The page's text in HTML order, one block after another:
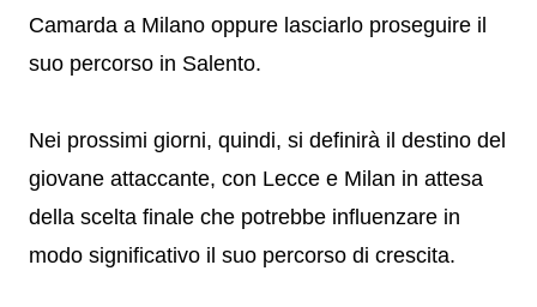
Camarda a Milano oppure lasciarlo proseguire il
suo percorso in Salento.
Nei prossimi giorni, quindi, si definirà il destino del
giovane attaccante, con Lecce e Milan in attesa
della scelta finale che potrebbe influenzare in
modo significativo il suo percorso di crescita.